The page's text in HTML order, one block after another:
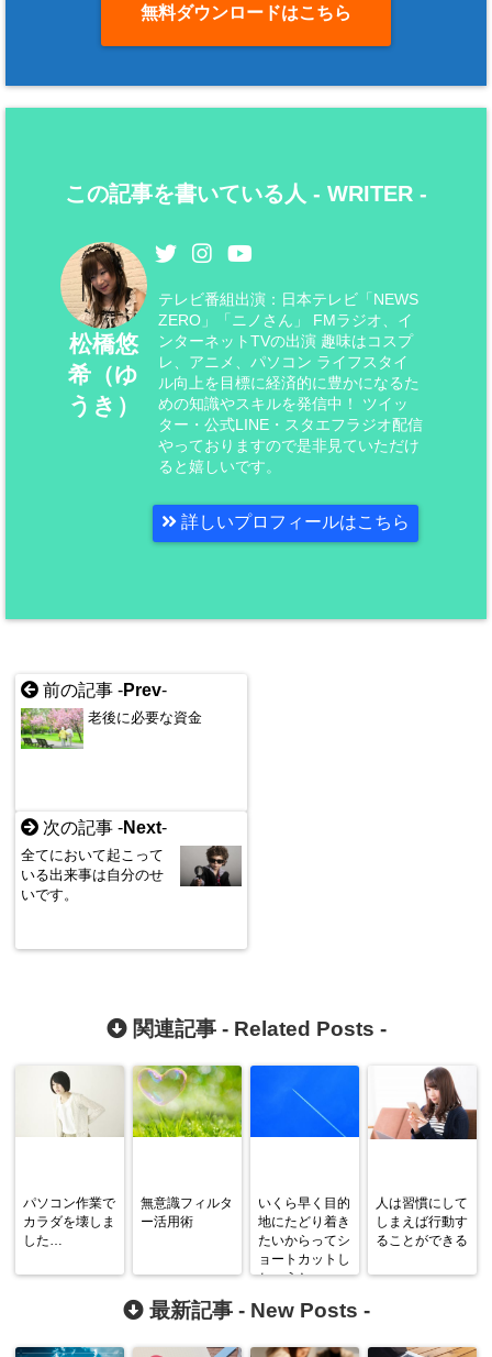
無料ダウンロードはこちら
この記事を書いている人 - WRITER -
松橋悠
希（ゆ
うき）
テレビ番組出演：日本テレビ「NEWS
ZERO」「ニノさん」 FMラジオ、イ
ンターネットTVの出演 趣味はコスプ
レ、アニメ、パソコン ライフスタイ
ル向上を目標に経済的に豊かになるた
めの知識やスキルを発信中！ ツイッ
ター・公式LINE・スタエフラジオ配信
やっておりますので是非見ていただけ
ると嬉しいです。
詳しいプロフィールはこちら
前の記事 -Prev-
老後に必要な資金
次の記事 -Next-
全てにおいて起こって
いる出来事は自分のせ
いです。
関連記事 - Related Posts -
パソコン作業で
カラダを壊しま
した…
無意識フィルタ
ー活用術
いくら早く目的
地にたどり着き
たいからってシ
ョートカットし
ちゃうと…
人は習慣にして
しまえば行動す
ることができる
最新記事 - New Posts -